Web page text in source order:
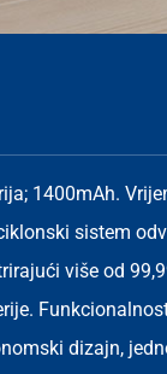
1400mAh.
sistem
više od
dizajn,